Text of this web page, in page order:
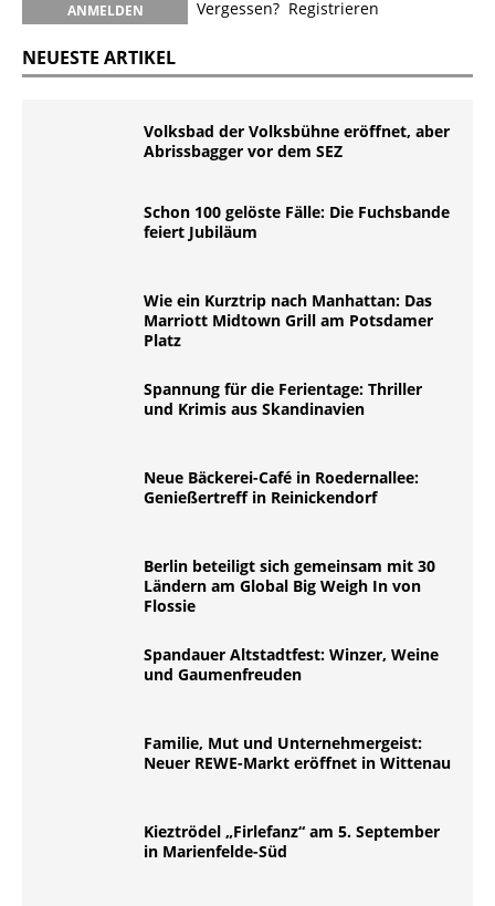
Vergessen? Registrieren
NEUESTE ARTIKEL
Volksbad der Volksbühne eröffnet, aber
Abrissbagger vor dem SEZ
Schon 100 gelöste Fälle: Die Fuchsbande
feiert Jubiläum
Wie ein Kurztrip nach Manhattan: Das
Marriott Midtown Grill am Potsdamer
Platz
Spannung für die Ferientage: Thriller
und Krimis aus Skandinavien
Neue Bäckerei-Café in Roedernallee:
Genießertreff in Reinickendorf
Berlin beteiligt sich gemeinsam mit 30
Ländern am Global Big Weigh In von
Flossie
Spandauer Altstadtfest: Winzer, Weine
und Gaumenfreuden
Familie, Mut und Unternehmergeist:
Neuer REWE-Markt eröffnet in Wittenau
Kieztrödel „Firlefanz“ am 5. September
in Marienfelde-Süd